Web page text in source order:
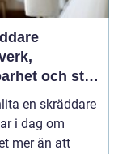
och stil
stygn
en skräddare
i dag om
mer än att